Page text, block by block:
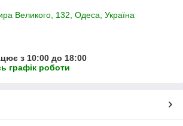
Великого, 132, Одеса, Україна
з 10:00 до 18:00
графік роботи